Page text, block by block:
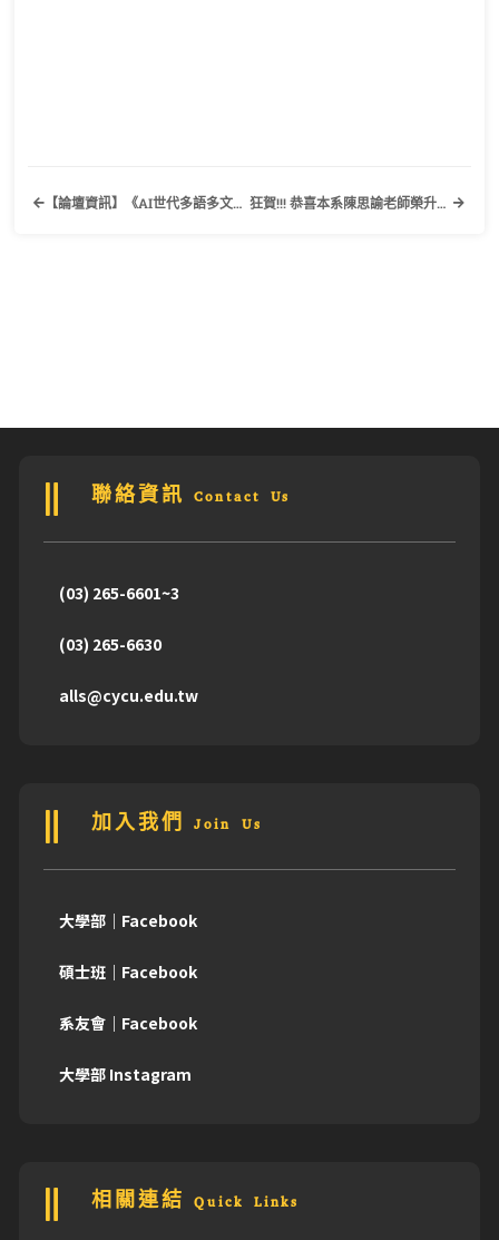
【論壇資訊】《AI世代多語多文化在大學的教與學：危機、實驗與重建》國立政治大學外國語文學院、國立政治大學雙語及多元文化推動辦公室 狂賀!!! 恭喜本系陳思諭老師榮升副教授
聯絡資訊 Contact Us
(03) 265-6601~3
(03) 265-6630
alls@cycu.edu.tw
加入我們 Join Us
大學部｜Facebook
碩士班｜Facebook
系友會｜Facebook
大學部 Instagram
相關連結 Quick Links